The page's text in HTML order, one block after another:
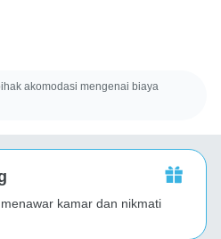
akomodasi mengenai biaya
kamar dan nikmati